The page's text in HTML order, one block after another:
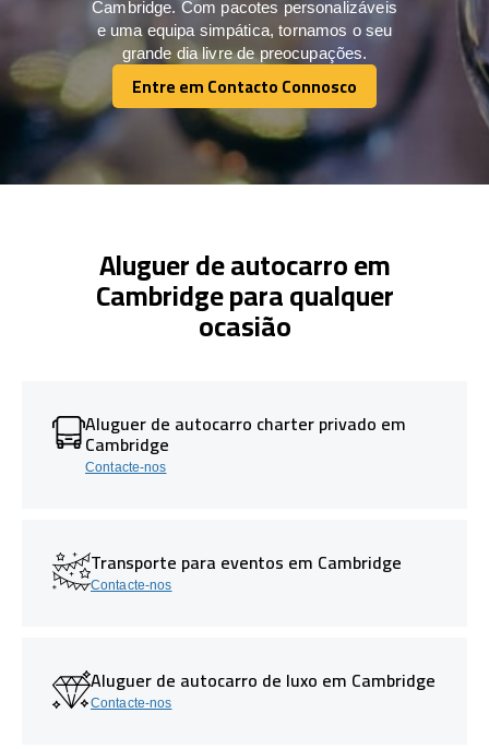
Cambridge. Com pacotes personalizáveis
e uma equipa simpática, tornamos o seu
grande dia livre de preocupações.
Entre em Contacto Connosco
Entre em Contacto Connosco
Aluguer de autocarro em
Cambridge para qualquer
ocasião
Aluguer de autocarro charter privado em
Cambridge
Contacte-nos
Transporte para eventos em Cambridge
Contacte-nos
Aluguer de autocarro de luxo em Cambridge
Contacte-nos